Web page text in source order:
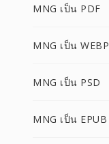
MNG เป็น PDF
MNG เป็น WEBP
MNG เป็น PSD
MNG เป็น EPUB